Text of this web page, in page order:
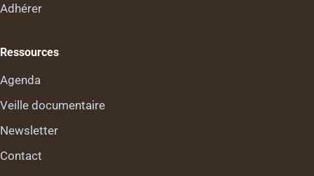
Adhérer
Ressources
Agenda
Veille documentaire
Newsletter
Contact